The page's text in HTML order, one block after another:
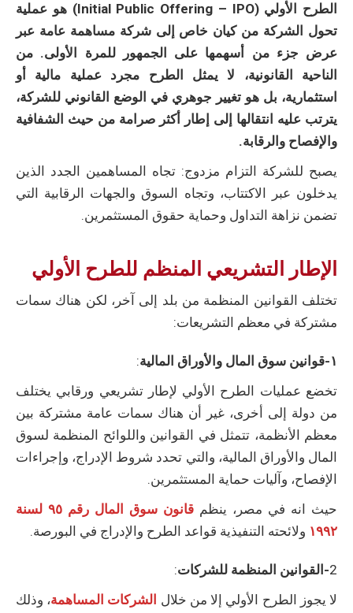
الطرح الأولي (Initial Public Offering – IPO) هو عملية
تحول الشركة من كيان خاص إلى شركة مساهمة عامة عبر
عرض جزء من أسهمها على الجمهور للمرة الأولى. من
الناحية القانونية، لا يمثل الطرح مجرد عملية مالية أو
استثمارية، بل هو تغيير جوهري في الوضع القانوني للشركة،
يترتب عليه انتقالها إلى إطار أكثر صرامة من حيث الشفافية
والإفصاح والرقابة.
يصبح للشركة التزام مزدوج: تجاه المساهمين الجدد الذين
يدخلون عبر الاكتتاب، وتجاه السوق والجهات الرقابية التي
تضمن نزاهة التداول وحماية حقوق المستثمرين.
الإطار التشريعي المنظم للطرح الأولي
تختلف القوانين المنظمة من بلد إلى آخر، لكن هناك سمات
مشتركة في معظم التشريعات:
١-قوانين سوق المال والأوراق المالية:
تخضع عمليات الطرح الأولي لإطار تشريعي ورقابي يختلف
من دولة إلى أخرى، غير أن هناك سمات عامة مشتركة بين
معظم الأنظمة، تتمثل في القوانين واللوائح المنظمة لسوق
المال والأوراق المالية، والتي تحدد شروط الإدراج، وإجراءات
الإفصاح، وآليات حماية المستثمرين.
حيث انه في مصر، ينظم
قانون سوق المال رقم ٩٥ لسنة
١٩٩٢ ولائحته التنفيذية قواعد الطرح والإدراج في البورصة.
2-القوانين المنظمة للشركات:
لا يجوز الطرح الأولي إلا من خلال الشركات المساهمة، وذلك